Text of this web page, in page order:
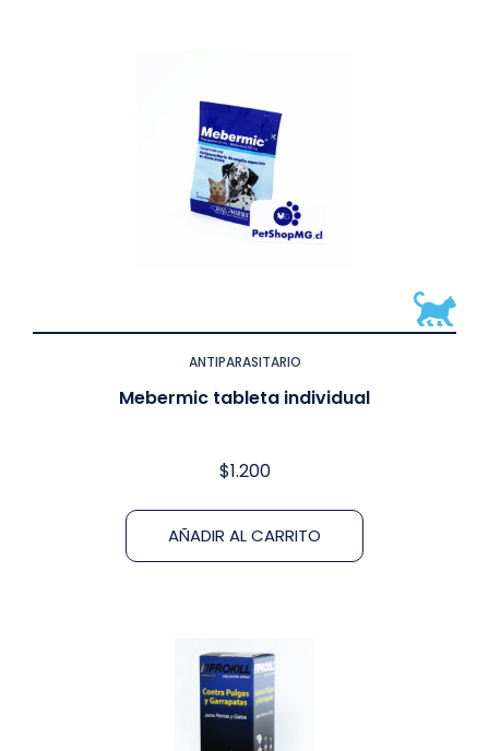
ANTIPARASITARIO
Mebermic tableta individual
$1.200
AÑADIR AL CARRITO